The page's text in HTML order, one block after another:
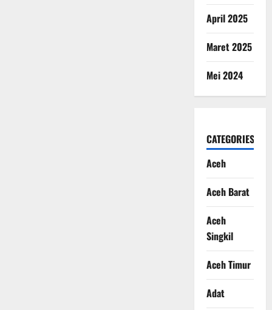
April 2025
Maret 2025
Mei 2024
CATEGORIES
Aceh
Aceh Barat
Aceh
Singkil
Aceh Timur
Adat